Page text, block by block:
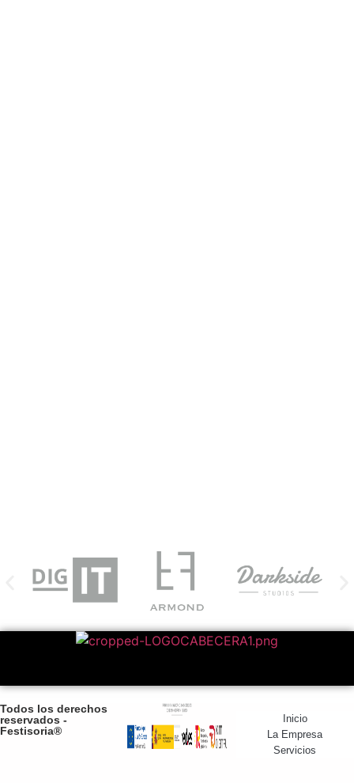
Todos los derechos
reservados -
Festisoria®
Inicio
La Empresa
Servicios